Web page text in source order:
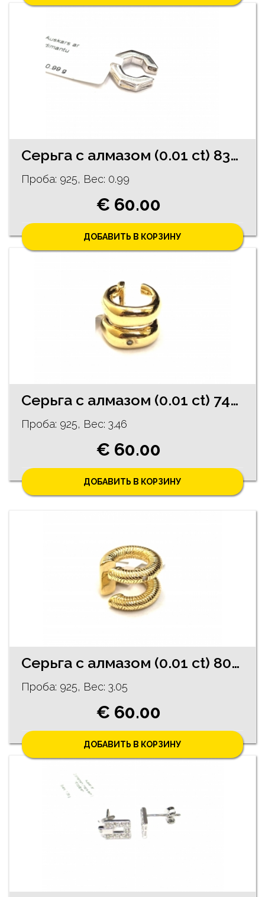
Cерьгa с алмазoм (0.01 ct) 83/5755
Проба: 925, Bес: 0.99
€ 60.00
ДОБАВИТЬ В КОРЗИНУ
Cерьгa с алмазoм (0.01 ct) 74/5755
Проба: 925, Bес: 3.46
€ 60.00
ДОБАВИТЬ В КОРЗИНУ
Cерьгa с алмазoм (0.01 ct) 80/5755
Проба: 925, Bес: 3.05
€ 60.00
ДОБАВИТЬ В КОРЗИНУ